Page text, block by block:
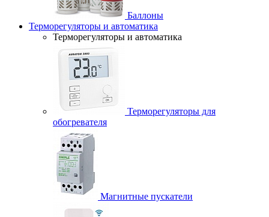
Баллоны
Терморегуляторы и автоматика
Терморегуляторы и автоматика
Терморегуляторы для
обогревателя
Магнитные пускатели